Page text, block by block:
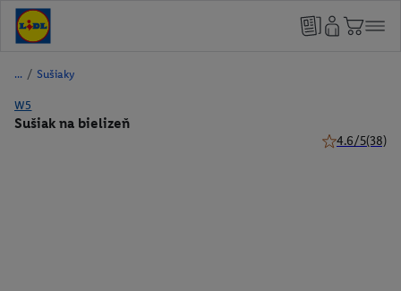
/ Sušiaky
W5
Sušiak na bielizeň
4.6/5(38)